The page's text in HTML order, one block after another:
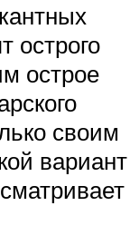
острого
острое
своим
вариант